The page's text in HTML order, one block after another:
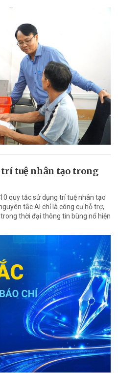
trí tuệ nhân tạo trong
quy tắc sử dụng trí tuệ nhân tạo
tắc AI chỉ là công cụ hỗ trợ,
thời đại thông tin bùng nổ hiện